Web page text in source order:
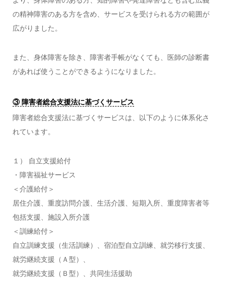
の精神障害のある方を含め、サービスを受けられる方の範囲が
広がりました。
また、身体障害を除き、障害者手帳がなくても、医師の診断書
があれば使うことができるようになりました。
③ 障害者総合支援法に基づくサービス
障害者総合支援法に基づくサービスは、以下のように体系化さ
れています。
１） 自立支援給付
・障害福祉サービス
＜介護給付＞
居住介護、重度訪問介護、生活介護、短期入所、重度障害者等
包括支援、施設入所介護
＜訓練給付＞
自立訓練支援（生活訓練）、宿泊型自立訓練、就労移行支援、
就労継続支援（Ａ型）、
就労継続支援（Ｂ型）、共同生活援助